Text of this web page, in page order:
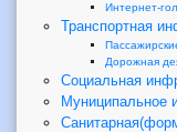
Интернет-
Транспортная
Дорожная
Социальная
Муниципальное